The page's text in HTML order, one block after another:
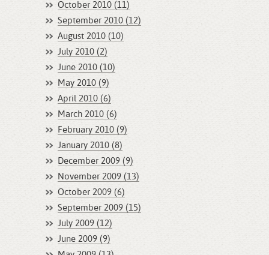
October 2010 (11)
September 2010 (12)
August 2010 (10)
July 2010 (2)
June 2010 (10)
May 2010 (9)
April 2010 (6)
March 2010 (6)
February 2010 (9)
January 2010 (8)
December 2009 (9)
November 2009 (13)
October 2009 (6)
September 2009 (15)
July 2009 (12)
June 2009 (9)